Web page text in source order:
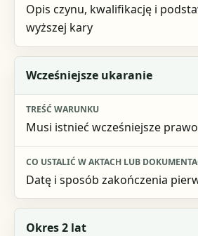
Opis czynu, kwalifikację i
wyższej kary
Wcześniejsze ukaranie
Musi istnieć wcześniejsze
Datę i sposób zakończenia
Okres 2 lat